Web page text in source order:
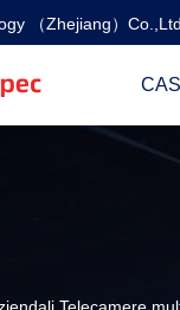
（Zhejiang）Co.,Ltd